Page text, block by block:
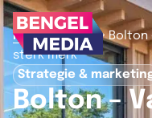
Home>Cases>Bolton
sterk merk
Strategie &
Bolton –